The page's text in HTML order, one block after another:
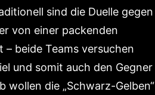
sind die Duelle gegen
von einer packenden
beide Teams versuchen
und somit auch den Gegner
wollen die „Schwarz-Gelben“